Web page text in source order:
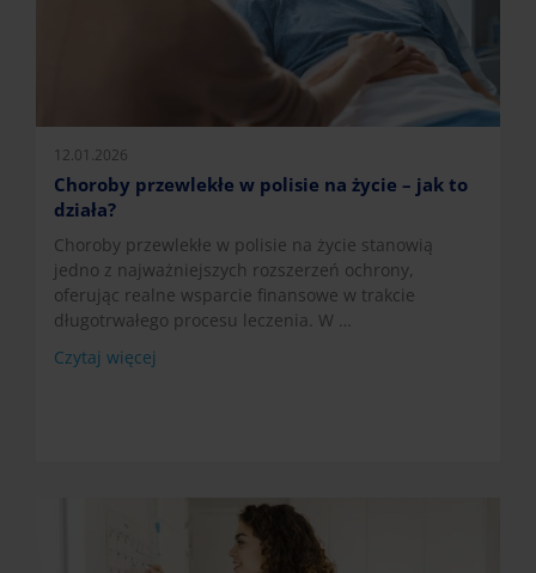
12.01.2026
Choroby przewlekłe w polisie na życie – jak to
działa?
Choroby przewlekłe w polisie na życie stanowią
jedno z najważniejszych rozszerzeń ochrony,
oferując realne wsparcie finansowe w trakcie
długotrwałego procesu leczenia. W …
Czytaj więcej